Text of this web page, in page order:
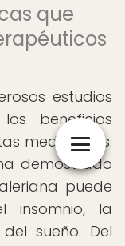
que
estudios
beneficios
medicinales.
demostrado
puede
la
sueño. Del